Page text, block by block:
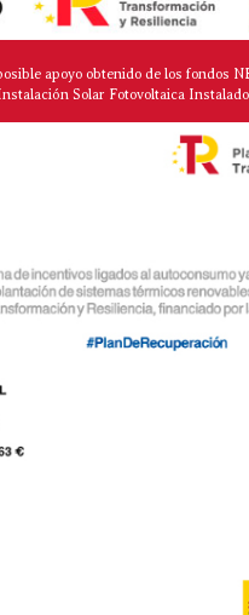
apoyo obtenido de los fondos
Solar Fotovoltaica